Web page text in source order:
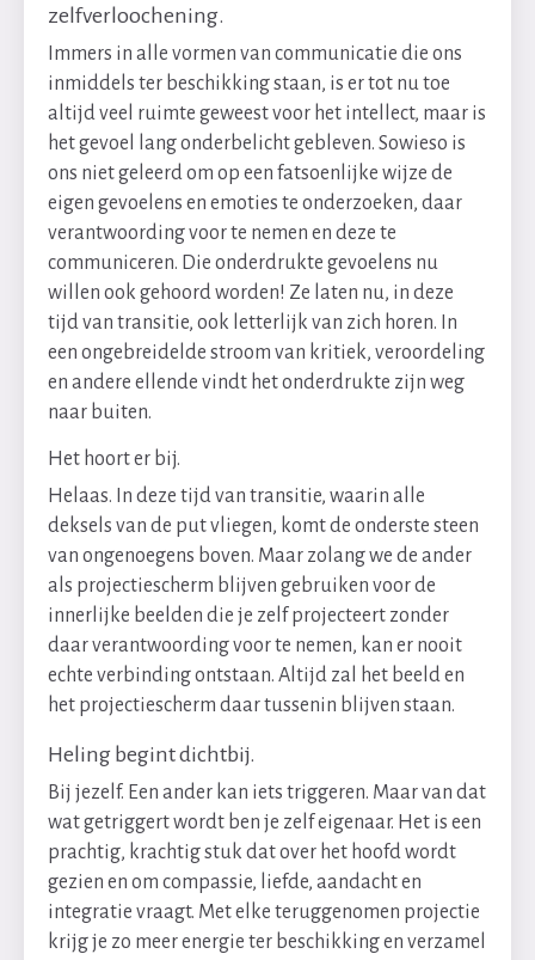
zelfverloochening.
Immers in alle vormen van communicatie die ons
inmiddels ter beschikking staan, is er tot nu toe
altijd veel ruimte geweest voor het intellect, maar is
het gevoel lang onderbelicht gebleven. Sowieso is
ons niet geleerd om op een fatsoenlijke wijze de
eigen gevoelens en emoties te onderzoeken, daar
verantwoording voor te nemen en deze te
communiceren. Die onderdrukte gevoelens nu
willen ook gehoord worden! Ze laten nu, in deze
tijd van transitie, ook letterlijk van zich horen. In
een ongebreidelde stroom van kritiek, veroordeling
en andere ellende vindt het onderdrukte zijn weg
naar buiten.
Het hoort er bij.
Helaas. In deze tijd van transitie, waarin alle
deksels van de put vliegen, komt de onderste steen
van ongenoegens boven. Maar zolang we de ander
als projectiescherm blijven gebruiken voor de
innerlijke beelden die je zelf projecteert zonder
daar verantwoording voor te nemen, kan er nooit
echte verbinding ontstaan. Altijd zal het beeld en
het projectiescherm daar tussenin blijven staan.
Heling begint dichtbij.
Bij jezelf. Een ander kan iets triggeren. Maar van dat
wat getriggert wordt ben je zelf eigenaar. Het is een
prachtig, krachtig stuk dat over het hoofd wordt
gezien en om compassie, liefde, aandacht en
integratie vraagt. Met elke teruggenomen projectie
krijg je zo meer energie ter beschikking en verzamel